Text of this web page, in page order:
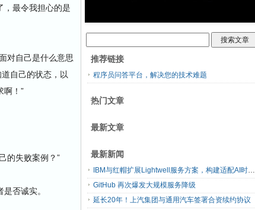
，最令我担心的是
对自己是什么意思
自己的状态，以
啊！”
的失败案例？”
否诚实。
推荐链接
程序员问答平台，解决您的技术难题
热门文章
最新文章
最新新闻
IBM与红帽扩展Lightwell服务方案，构建适配AI时代开源生态的可信基础设施
GitHub 再次爆发大规模服务降级
延长20年！上汽集团与通用汽车签署合资续约协议